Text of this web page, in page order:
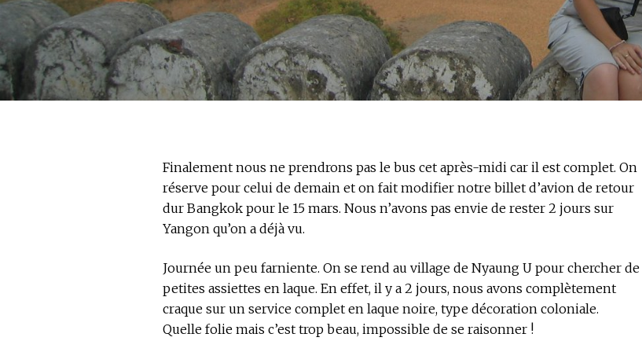
Finalement nous ne prendrons pas le bus cet après-midi car il est complet. On
réserve pour celui de demain et on fait modifier notre billet d’avion de retour
dur Bangkok pour le 15 mars. Nous n’avons pas envie de rester 2 jours sur
Yangon qu’on a déjà vu.
Journée un peu farniente. On se rend au village de Nyaung U pour chercher de
petites assiettes en laque. En effet, il y a 2 jours, nous avons complètement
craque sur un service complet en laque noire, type décoration coloniale.
Quelle folie mais c’est trop beau, impossible de se raisonner !